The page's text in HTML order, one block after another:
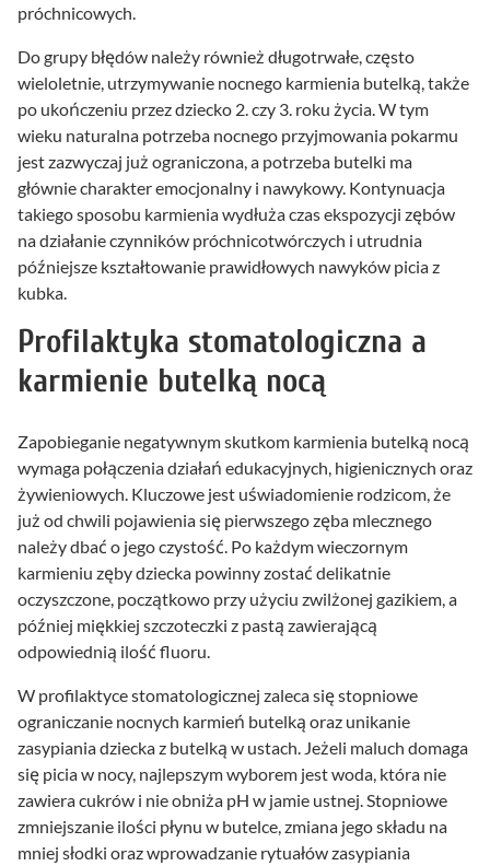
próchnicowych.
Do grupy błędów należy również długotrwałe, często
wieloletnie, utrzymywanie nocnego karmienia butelką, także
po ukończeniu przez dziecko 2. czy 3. roku życia. W tym
wieku naturalna potrzeba nocnego przyjmowania pokarmu
jest zazwyczaj już ograniczona, a potrzeba butelki ma
głównie charakter emocjonalny i nawykowy. Kontynuacja
takiego sposobu karmienia wydłuża czas ekspozycji zębów
na działanie czynników próchnicotwórczych i utrudnia
późniejsze kształtowanie prawidłowych nawyków picia z
kubka.
Profilaktyka stomatologiczna a
karmienie butelką nocą
Zapobieganie negatywnym skutkom karmienia butelką nocą
wymaga połączenia działań edukacyjnych, higienicznych oraz
żywieniowych. Kluczowe jest uświadomienie rodzicom, że
już od chwili pojawienia się pierwszego zęba mlecznego
należy dbać o jego czystość. Po każdym wieczornym
karmieniu zęby dziecka powinny zostać delikatnie
oczyszczone, początkowo przy użyciu zwilżonej gazikiem, a
później miękkiej szczoteczki z pastą zawierającą
odpowiednią ilość fluoru.
W profilaktyce stomatologicznej zaleca się stopniowe
ograniczanie nocnych karmień butelką oraz unikanie
zasypiania dziecka z butelką w ustach. Jeżeli maluch domaga
się picia w nocy, najlepszym wyborem jest woda, która nie
zawiera cukrów i nie obniża pH w jamie ustnej. Stopniowe
zmniejszanie ilości płynu w butelce, zmiana jego składu na
mniej słodki oraz wprowadzanie rytuałów zasypiania